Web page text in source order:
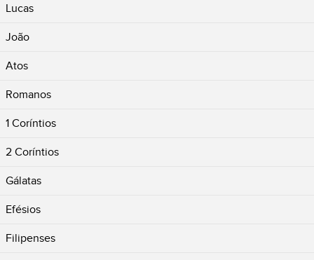
Lucas
João
Atos
Romanos
1 Coríntios
2 Coríntios
Gálatas
Efésios
Filipenses